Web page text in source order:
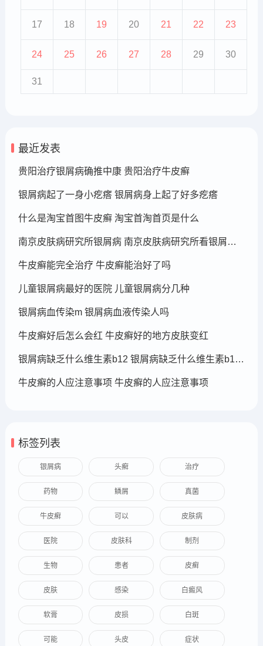
17 18 19 20 21 22 23
24 25 26 27 28 29 30
31
最近发表
贵阳治疗银屑病确推中康 贵阳治疗牛皮癣
银屑病起了一身小疙瘩 银屑病身上起了好多疙瘩
什么是淘宝首图牛皮癣 淘宝首淘首页是什么
南京皮肤病研究所银屑病 南京皮肤病研究所看银屑病哪个医生厉害
牛皮癣能完全治疗 牛皮癣能治好了吗
儿童银屑病最好的医院 儿童银屑病分几种
银屑病血传染m 银屑病血液传染人吗
牛皮癣好后怎么会红 牛皮癣好的地方皮肤变红
银屑病缺乏什么维生素b12 银屑病缺乏什么维生素b12可以补充
牛皮癣的人应注意事项 牛皮癣的人应注意事项
标签列表
银屑病 头癣 治疗
药物 鳞屑 真菌
牛皮癣 可以 皮肤病
医院 皮肤科 制剂
生物 患者 皮癣
皮肤 感染 白癜风
软膏 皮损 白斑
可能 头皮 症状